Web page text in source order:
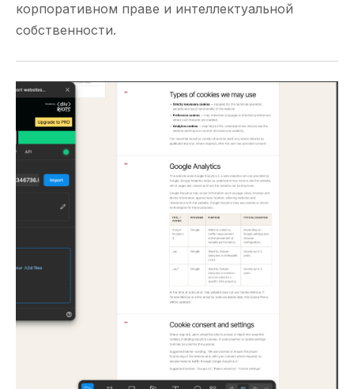
корпоративном праве и интеллектуальной
собственности.